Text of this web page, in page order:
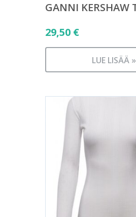
GANNI KERSHAW
29,50 €
LUE LISÄÄ »